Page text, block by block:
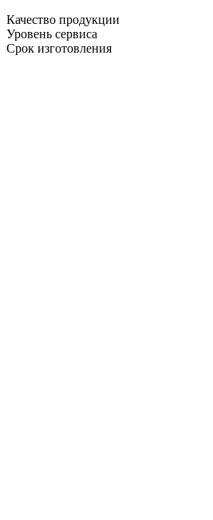
Качество продукции
Уровень сервиса
Срок изготовления